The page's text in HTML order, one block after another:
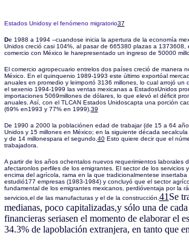
Estados Unidosy el fenómeno migratorio37
De 1988 a 1994 --cuandose inicia la apertura de la economía
Unidos creció casi 104%, al pasar de 665380 plazas a
comercio con México le harepresentado un ingreso de 50000
El comercio agropecuario entrelos dos países creció de manera
México. En el quinquenio 1989-1993 este último exportóal
anuales en promedio y leimportó 3136 millones, lo cual arrojó
el sexenio 1994-1999 las ventas mexicanas a EstadosUnidos
importaciones 5069millones de dólares, lo que elevó el déficit
anuales. Así, con el TLCAN Estados Unidoscapta una porción
(69% en1993 y 77% en 1999). 39
De 1990 a 2000 la poblaciónen edad de trabajar (de 15 a 64
Unidos y 15 millones en México; en la siguiente década
y de 14 millonespara el segundo. 40Esto quiere decir que el
trabajadora.
A partir de los años ochentalos nuevos requerimientos laborales
afectaronlos perfiles de los emigrantes. El sector de los servicios
encima del agrícola, rama en la que tradicionalmentese
estudió177 empresas (1983-1984) y concluyó que el sector
fundamental de los emigrantes mexicanos, perdióventaja por la
servicios,el de las manufacturas y el de la construcción. 41 Se
medianas, poco capitalizadas,y sólo una de
financieras seriasen el momento de elaborar el
34.3% de lapoblación extranjera, en tanto que